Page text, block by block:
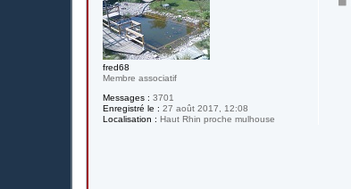
fred68
Membre associatif
Messages : 3701
Enregistré le : 27 août 2017, 12:08
Localisation : Haut Rhin proche mulhouse